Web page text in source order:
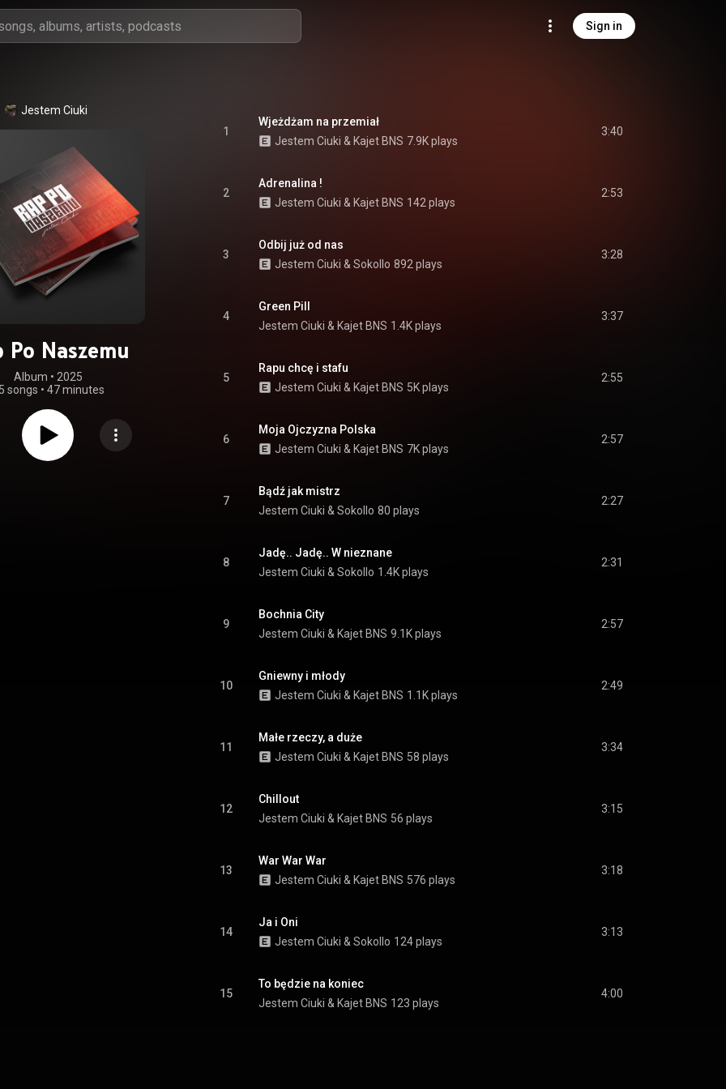
Sign in
Jestem Ciuki
Po Naszemu
Album • 2025
songs • 47 minutes
1
Wjeżdżam na przemiał
Jestem Ciuki & Kajet BNS 7.9K plays
3:40
2
Adrenalina !
Jestem Ciuki & Kajet BNS 142 plays
2:53
3
Odbij już od nas
Jestem Ciuki & Sokollo 892 plays
3:28
4
Green Pill
Jestem Ciuki & Kajet BNS 1.4K plays
3:37
5
Rapu chcę i stafu
Jestem Ciuki & Kajet BNS 5K plays
2:55
6
Moja Ojczyzna Polska
Jestem Ciuki & Kajet BNS 7K plays
2:57
7
Bądź jak mistrz
Jestem Ciuki & Sokollo 80 plays
2:27
8
Jadę.. Jadę.. W nieznane
Jestem Ciuki & Sokollo 1.4K plays
2:31
9
Bochnia City
Jestem Ciuki & Kajet BNS 9.1K plays
2:57
10
Gniewny i młody
Jestem Ciuki & Kajet BNS 1.1K plays
2:49
11
Małe rzeczy, a duże
Jestem Ciuki & Kajet BNS 58 plays
3:34
12
Chillout
Jestem Ciuki & Kajet BNS 56 plays
3:15
13
War War War
Jestem Ciuki & Kajet BNS 576 plays
3:18
14
Ja i Oni
Jestem Ciuki & Sokollo 124 plays
3:13
15
To będzie na koniec
Jestem Ciuki & Kajet BNS 123 plays
4:00